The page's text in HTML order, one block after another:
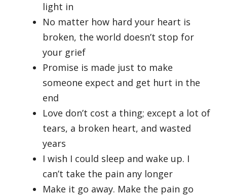
light in
No matter how hard your heart is
broken, the world doesn’t stop for
your grief
Promise is made just to make
someone expect and get hurt in the
end
Love don’t cost a thing; except a lot of
tears, a broken heart, and wasted
years
I wish I could sleep and wake up. I
can’t take the pain any longer
Make it go away. Make the pain go